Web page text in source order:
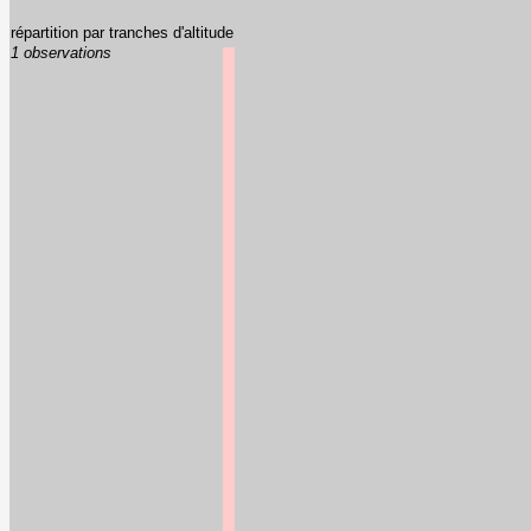
répartition par tranches d'altitude
1 observations